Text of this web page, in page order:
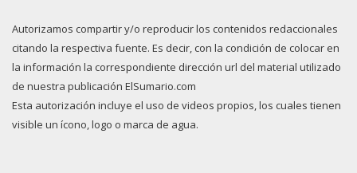
Autorizamos compartir y/o reproducir los contenidos redaccionales
citando la respectiva fuente. Es decir, con la condición de colocar en
la información la correspondiente dirección url del material utilizado
de nuestra publicación ElSumario.com
Esta autorización incluye el uso de videos propios, los cuales tienen
visible un ícono, logo o marca de agua.